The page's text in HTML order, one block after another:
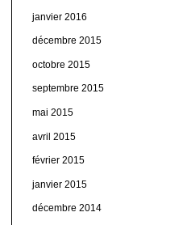
janvier 2016
décembre 2015
octobre 2015
septembre 2015
mai 2015
avril 2015
février 2015
janvier 2015
décembre 2014